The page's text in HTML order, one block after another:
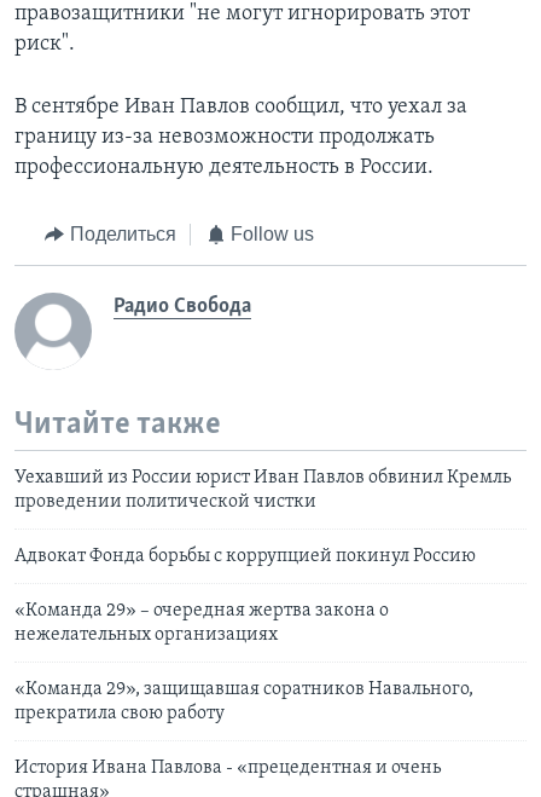
правозащитники "не могут игнорировать этот
риск".
В сентябре Иван Павлов сообщил, что уехал за
границу из-за невозможности продолжать
профессиональную деятельность в России.
Поделиться Follow us
Радио Свобода
Читайте также
Уехавший из России юрист Иван Павлов обвинил Кремль
проведении политической чистки
Адвокат Фонда борьбы с коррупцией покинул Россию
«Команда 29» – очередная жертва закона о
нежелательных организациях
«Команда 29», защищавшая соратников Навального,
прекратила свою работу
История Ивана Павлова - «прецедентная и очень
страшная»